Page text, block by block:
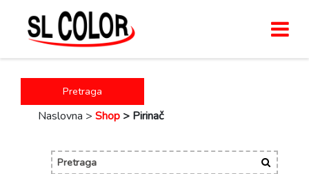
Pretraga
Naslovna > Shop > Pirinač